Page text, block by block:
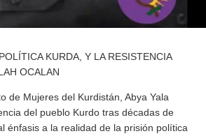
KURDA, Y LA RESISTENCIA
OCALAN
de Mujeres del Kurdistán, Abya Yala
del pueblo Kurdo tras décadas de
énfasis a la realidad de la prisión política